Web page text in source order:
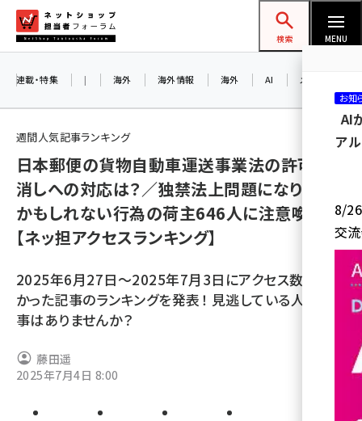
ン
ネットショップ担当者フォーラム
検索 MENU
amazon (2253)
yahoo (1905)
楽天 (1873)
ecbeing (1210)
アスクル (1122)
base (1079)
ビィ・フォアード (776)
連載・特集 | 海外 海外情報 海外 AI メタバース
週間人気記事ランキング
日本郵便の貨物自動車運送事業法の許可取
消しへの対応は？／独禁法上問題になり得る
かもしれない行為の荷主646人に注意喚起
【ネッ担アクセスランキング】
2025年6月27日～2025年7月3日にアクセス数の多
かった記事のランキングを発表！ 見逃している人気記
事はありませんか？
藤田遥
2025年7月4日 8:00
お知
AI
ア
8/26
交